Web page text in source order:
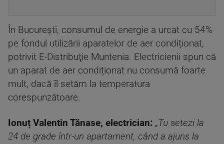
În București, consumul de energie a urcat cu 54%
pe fondul utilizării aparatelor de aer condiționat,
potrivit E-Distribuţie Muntenia. Electricienii spun că
un aparat de aer condiționat nu consumă foarte
mult, dacă îl setăm la temperatura
corespunzătoare.
Ionuț Valentin Tănase, electrician: „Tu setezi la
24 de grade într-un apartament, când a ajuns la